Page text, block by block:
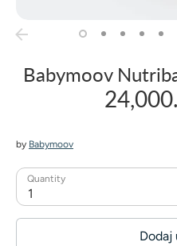
Babymoov
by Babymoov
Quantity
1
Dodaj